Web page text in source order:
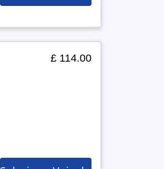
£ 114.00